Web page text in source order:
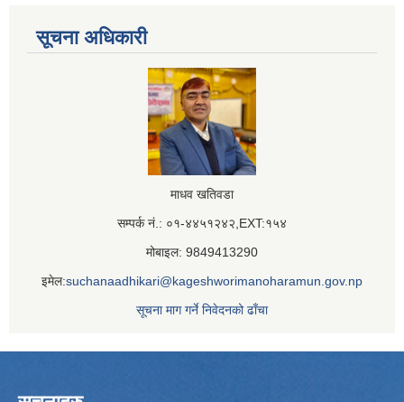
सूचना अधिकारी
माधव खतिवडा
सम्पर्क नं.: ०१-४४५१२४२,EXT:१५४
मोबाइल: 9849413290
इमेल:suchanaadhikari@kageshworimanoharamun.gov.np
सूचना माग गर्ने निवेदनको ढाँचा